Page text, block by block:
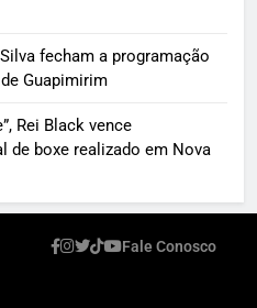
fecham a programação
Guapimirim
Rei Black vence
de boxe realizado em Nova
Fale Conosco